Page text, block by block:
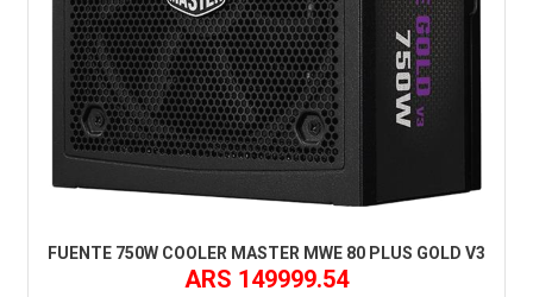
FUENTE 750W COOLER MASTER MWE 80 PLUS GOLD V3
ARS 149999.54